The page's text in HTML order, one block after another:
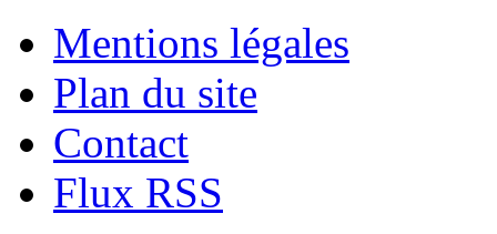
Mentions légales
Plan du site
Contact
Flux RSS